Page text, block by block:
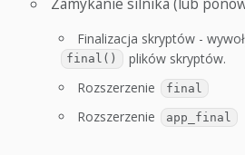
Finalizacja skryptów -
final()
plików skryptów.
Rozszerzenie
final
Rozszerzenie app_final